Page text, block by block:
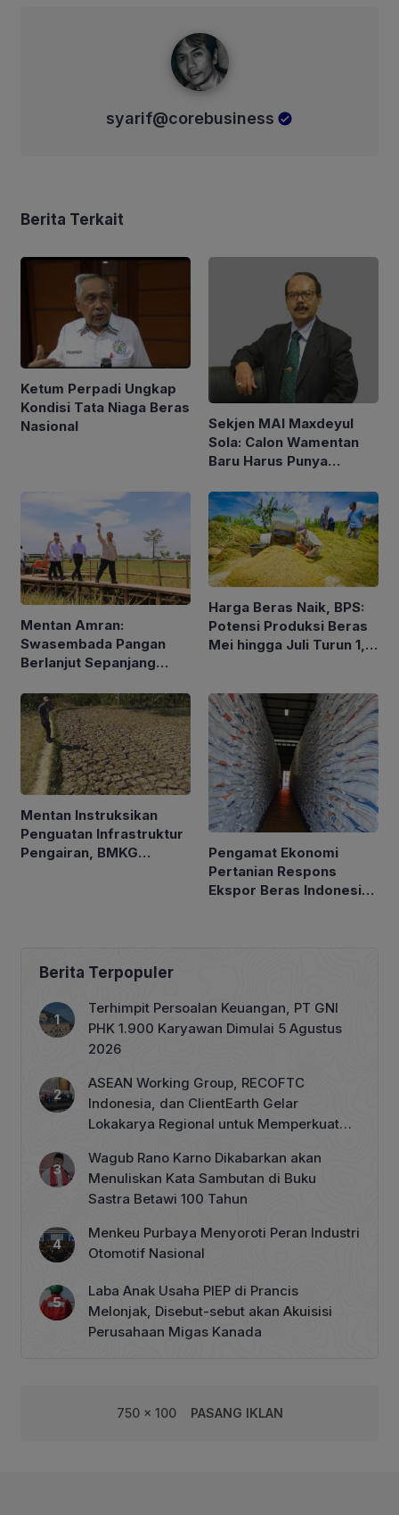
syarif@corebusiness
Berita Terkait
Ketum Perpadi Ungkap
Kondisi Tata Niaga Beras
Nasional
Sekjen MAI Maxdeyul
Sola: Calon Wamentan
Baru Harus Punya
Holistik
Mentan Amran:
Swasembada Pangan
Berlanjut Sepanjang
Harga Beras Naik, BPS:
Potensi Produksi Beras
Mei hingga Juli Turun 1,16
Mentan Instruksikan
Penguatan Infrastruktur
Pengairan, BMKG
Pengamat Ekonomi
Pertanian Respons
Ekspor Beras Indonesia
Berita Terpopuler
Terhimpit Persoalan Keuangan, PT GNI
PHK 1.900 Karyawan Dimulai 5 Agustus
2026
ASEAN Working Group, RECOFTC
Indonesia, dan ClientEarth Gelar
Lokakarya Regional untuk Memperkuat
Wagub Rano Karno Dikabarkan akan
Menuliskan Kata Sambutan di Buku
Sastra Betawi 100 Tahun
Menkeu Purbaya Menyoroti Peran Industri
Otomotif Nasional
Laba Anak Usaha PIEP di Prancis
Melonjak, Disebut-sebut akan Akuisisi
Perusahaan Migas Kanada
750 x 100 PASANG IKLAN